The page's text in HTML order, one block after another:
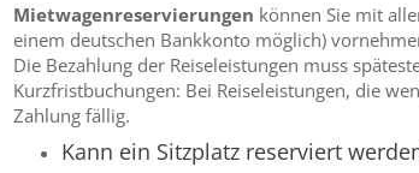
Mietwagenreservierungen können Sie mit
einem deutschen Bankkonto möglich)
Die Bezahlung der Reiseleistungen muss
Kurzfristbuchungen: Bei Reiseleistungen, die
Zahlung fällig.
Kann ein Sitzplatz reserviert